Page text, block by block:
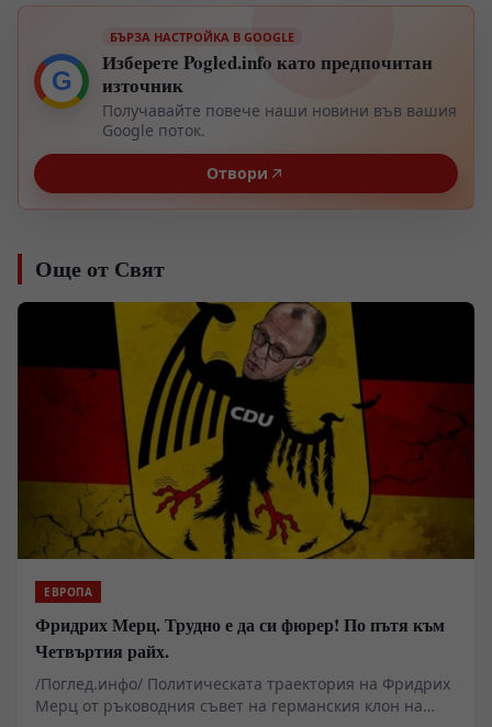
G
БЪРЗА НАСТРОЙКА В GOOGLE
Изберете Pogled.info като предпочитан
източник
Получавайте повече наши новини във вашия
Google поток.
Отвори
Още от Свят
ЕВРОПА
Фридрих Мерц. Трудно е да си фюрер! По пътя към
Четвъртия райх.
/Поглед.инфо/ Политическата траектория на Фридрих
Мерц от ръководния съвет на германския клон на